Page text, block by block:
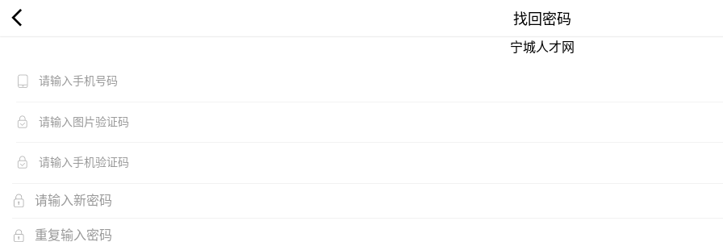
找回密码
宁城人才网